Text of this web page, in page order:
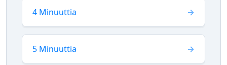
4 Minuuttia
5 Minuuttia